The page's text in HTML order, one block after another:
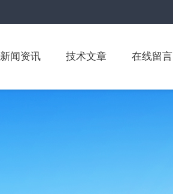
新闻资讯 技术文章 在线留言